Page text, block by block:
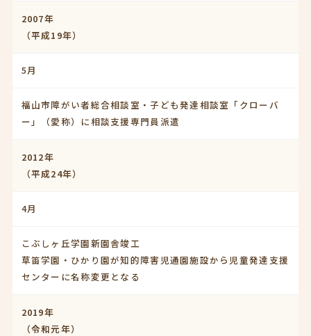
2007年
（平成19年）
5月
福山市障がい者総合相談室・子ども発達相談室「クローバ
ー」（愛称）に相談支援専門員派遣
2012年
（平成24年）
4月
こぶしヶ丘学園新園舎竣工
草笛学園・ひかり園が知的障害児通園施設から児童発達支援
センターに名称変更となる
2019年
（令和元年）